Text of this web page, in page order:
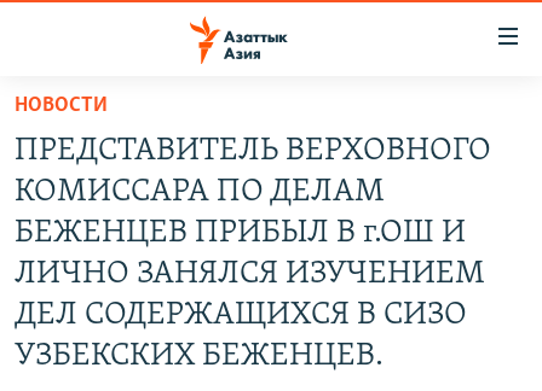
Вернуться
основному
содержанию
Вернутся
главной
навигации
Вернутся
КЫРГЫЗСТАН
УЗБЕКИСТАН
ТАДЖИКИСТАН
НОВОСТИ
ВОЙНА В УКРАИНЕ
НА ДРУГИХ ЯЗЫКАХ
ҚАЗАҚША
КЫРГЫЗЧА
ПОДПИШИТЕСЬ НА НАС В СОЦСЕТЯХ
НОВОСТИ
ПРЕДСТАВИТЕЛЬ ВЕРХОВНОГО
КОМИССАРА ПО ДЕЛАМ
БЕЖЕНЦЕВ ПРИБЫЛ В г.ОШ И
ЛИЧНО ЗАНЯЛСЯ ИЗУЧЕНИЕМ
ДЕЛ СОДЕРЖАЩИХСЯ В СИЗО
УЗБЕКСКИХ БЕЖЕНЦЕВ.